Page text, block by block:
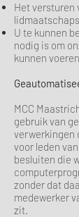
Het versturen
U te kunnen
nodig is om
kunnen voeren
MCC
gebruik van
verwerkingen
voor leden
besluiten die
zonder dat
medewerker
zit.